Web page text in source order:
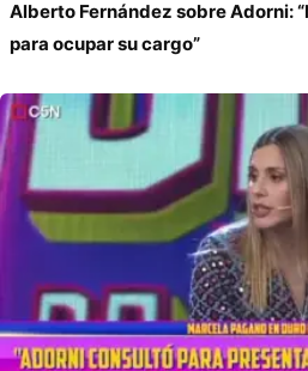
Alberto Fernández sobre Adorni:
para ocupar su cargo”